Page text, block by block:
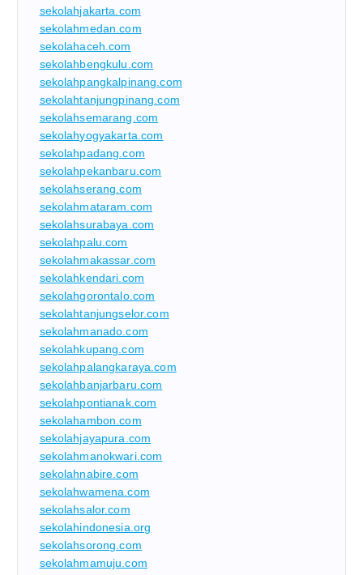
sekolahjakarta.com
sekolahmedan.com
sekolahaceh.com
sekolahbengkulu.com
sekolahpangkalpinang.com
sekolahtanjungpinang.com
sekolahsemarang.com
sekolahyogyakarta.com
sekolahpadang.com
sekolahpekanbaru.com
sekolahserang.com
sekolahmataram.com
sekolahsurabaya.com
sekolahpalu.com
sekolahmakassar.com
sekolahkendari.com
sekolahgorontalo.com
sekolahtanjungselor.com
sekolahmanado.com
sekolahkupang.com
sekolahpalangkaraya.com
sekolahbanjarbaru.com
sekolahpontianak.com
sekolahambon.com
sekolahjayapura.com
sekolahmanokwari.com
sekolahnabire.com
sekolahwamena.com
sekolahsalor.com
sekolahindonesia.org
sekolahsorong.com
sekolahmamuju.com